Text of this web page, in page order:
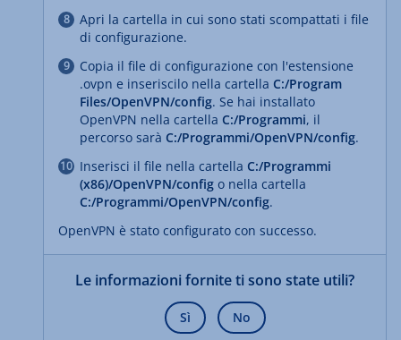
Apri la cartella in cui sono stati scompattati i file
di configurazione.
Copia il file di configurazione con l'estensione
.ovpn e inseriscilo nella cartella C:/Program
Files/OpenVPN/config. Se hai installato
OpenVPN nella cartella C:/Programmi, il
percorso sarà C:/Programmi/OpenVPN/config.
Inserisci il file nella cartella C:/Programmi
(x86)/OpenVPN/config o nella cartella
C:/Programmi/OpenVPN/config.
OpenVPN è stato configurato con successo.
Le informazioni fornite ti sono state utili?
Sì No